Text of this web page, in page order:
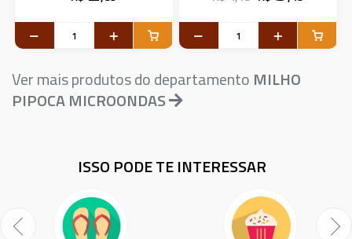
Ver mais produtos do departamento MILHO
PIPOCA MICROONDAS
ISSO PODE TE INTERESSAR